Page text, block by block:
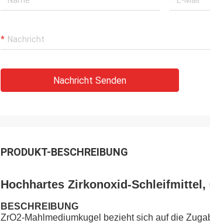
Nachricht Senden
PRODUKT-BESCHREIBUNG
Hochhartes Zirkonoxid-
BESCHREIBUNG
ZrO2-Mahlmediumkugel bezieht sich auf die